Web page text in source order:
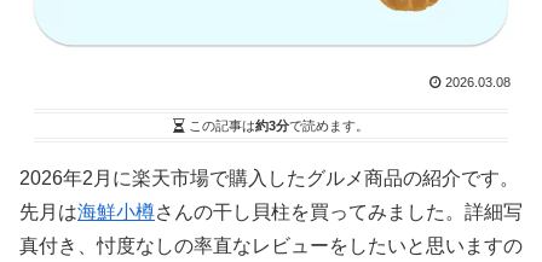
2026.03.08
この記事は約3分で読めます。
2026年2月に楽天市場で購入したグルメ商品の紹介です。
先月は海鮮小樽さんの干し貝柱を買ってみました。詳細写
真付き、忖度なしの率直なレビューをしたいと思いますの